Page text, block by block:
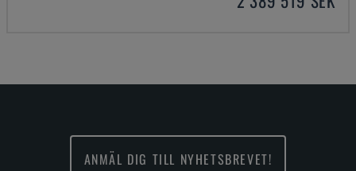
ANMÄL DIG TILL NYHETSBREVET!